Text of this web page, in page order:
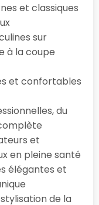
et classiques
sur
à la coupe
et confortables
du
et
en pleine santé
élégantes et
de la